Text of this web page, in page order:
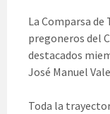
La Comparsa
pregoneros del
destacados
José Manuel
Toda la